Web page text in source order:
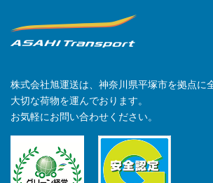
株式会社旭運送は、神奈川県平塚市を拠点に
大切な荷物を運んでおります。
お気軽にお問い合わせください。